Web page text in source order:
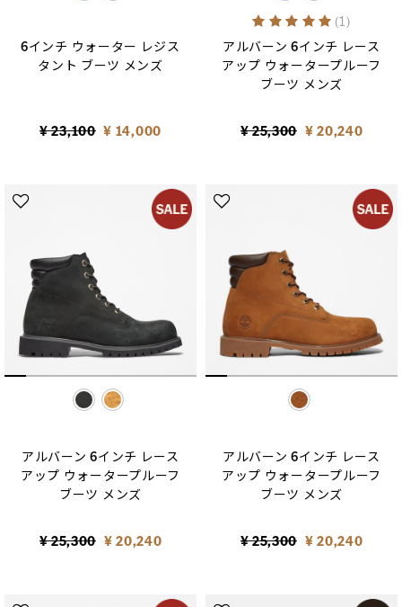
selected
6インチ ウォーター レジス
タント ブーツ メンズ
Price reduced from
¥ 23,100to¥ 14,000
selected
5 out of 5 Customer
(1)
アルバーン 6インチ レース
アップ ウォータープルーフ
ブーツ メンズ
Price reduced from
¥ 25,300to¥ 20,240
selected
アルバーン 6インチ レース
アップ ウォータープルーフ
ブーツ メンズ
Price reduced from
¥ 25,300to¥ 20,240
selected
アルバーン 6インチ レース
アップ ウォータープルーフ
ブーツ メンズ
Price reduced from
¥ 25,300to¥ 20,240